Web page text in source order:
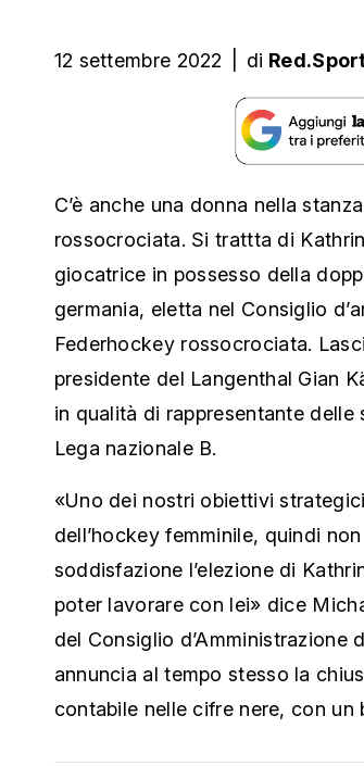
12 settembre 2022 di
C’è anche una donna nella
rossocrociata. Si trattta di
giocatrice in possesso della
germania, eletta nel Consiglio
Federhockey rossocrociata.
presidente del Langenthal Gian
in qualità di rappresentante delle
Lega nazionale B.
«Uno dei nostri obiettivi
dell’hockey femminile, quindi
soddisfazione l’elezione di
poter lavorare con lei» dice
del Consiglio d’Amministrazione
annuncia al tempo stesso la
contabile nelle cifre nere, con